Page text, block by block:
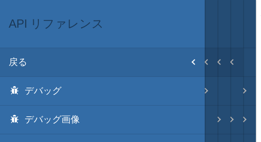
目次
改造目録
MOD･開発環境
TSMod
ScenarioMod
ScenarioModキット
ScenarioMod 更新履歴
ScenarioModのリファレンス
戻る
API リファレンス
API リファレンス
戻る
デバッグ
デバッグ画像
イベントハンドラ一覧